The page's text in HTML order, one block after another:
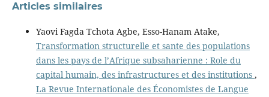
Articles similaires
Yaovi Fagda Tchota Agbe, Esso-Hanam Atake,
Transformation structurelle et sante des populations
dans les pays de l’Afrique subsaharienne : Role du
capital humain, des infrastructures et des institutions ,
La Revue Internationale des Économistes de Langue